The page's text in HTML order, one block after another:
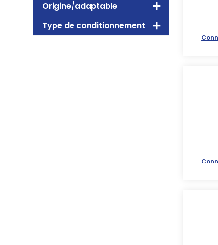
Origine/adaptable
Type de conditionnement